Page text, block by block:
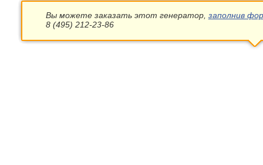
Вы можете заказать этот генератор, заполнив
8 (495) 212-23-86